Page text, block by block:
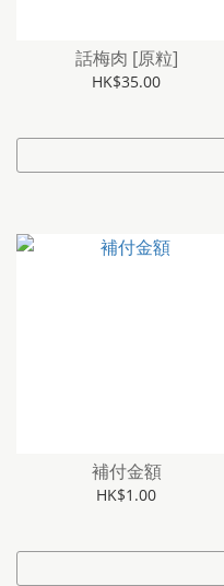
話梅肉 [原粒]
HK$35.00
補付金額
HK$1.00